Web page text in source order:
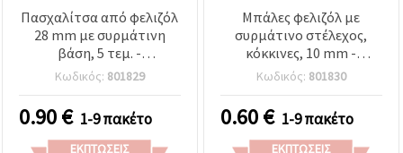
Πασχαλίτσα από φελιζόλ
28 mm με συρμάτινη
βάση, 5 τεμ. -
Διακοσμητικό για
χειροτεχνίες & DIY
κατασκευές
Κωδικός: 801829
0.90€ 1-9 πακέτο
ΕΚΠΤΏΣΕΙΣ
Μπάλες φελιζόλ με
συρμάτινο στέλεχος,
κόκκινες, 10 mm -
Συσκευασία 20 τεμ.
Κωδικός: 801830
0.60€ 1-9 πακέτο
ΕΚΠΤΏΣΕΙΣ